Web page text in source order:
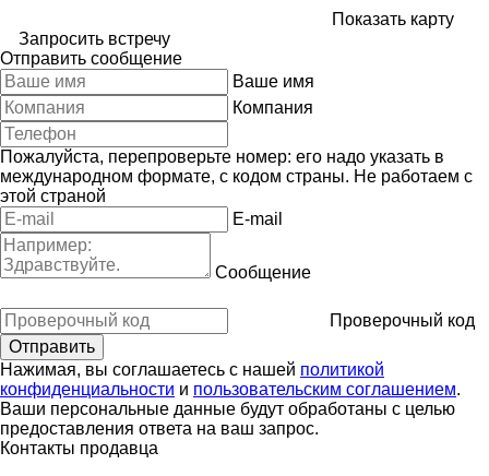
Показать карту
Запросить встречу
Отправить сообщение
Ваше имя
Компания
Пожалуйста, перепроверьте номер: его надо указать в
международном формате, с кодом страны. Не работаем с
этой страной
E-mail
Сообщение
Проверочный код
Нажимая, вы соглашаетесь с нашей политикой
конфиденциальности и пользовательским соглашением.
Ваши персональные данные будут обработаны с целью
предоставления ответа на ваш запрос.
Контакты продавца